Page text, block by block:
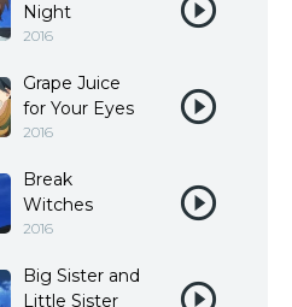
Night
2016
Grape Juice
for Your Eyes
2016
Break
Witches
2016
Big Sister and
Little Sister